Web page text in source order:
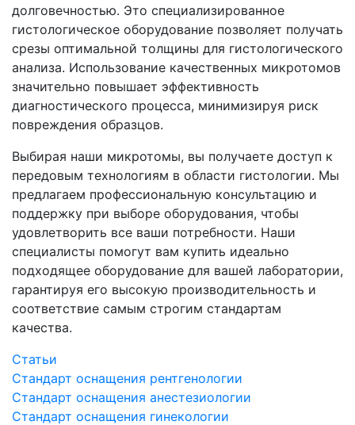
долговечностью. Это специализированное
гистологическое оборудование позволяет получать
срезы оптимальной толщины для гистологического
анализа. Использование качественных микротомов
значительно повышает эффективность
диагностического процесса, минимизируя риск
повреждения образцов.
Выбирая наши микротомы, вы получаете доступ к
передовым технологиям в области гистологии. Мы
предлагаем профессиональную консультацию и
поддержку при выборе оборудования, чтобы
удовлетворить все ваши потребности. Наши
специалисты помогут вам купить идеально
подходящее оборудование для вашей лаборатории,
гарантируя его высокую производительность и
соответствие самым строгим стандартам
качества.
Статьи
Стандарт оснащения рентгенологии
Стандарт оснащения анестезиологии
Стандарт оснащения гинекологии